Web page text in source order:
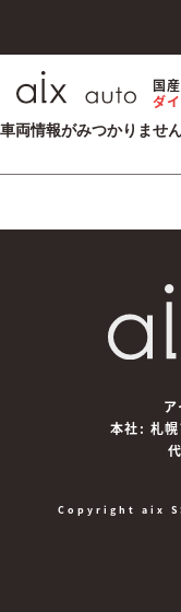
国
ダ
車両情報がみつかりません
本社: 札
Copyright aix